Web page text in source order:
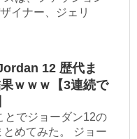
イナー、ジェリ
12 歴代ま
ｗｗｗ【3連続で
とでジョーダン12の
めてみた。 ジョー